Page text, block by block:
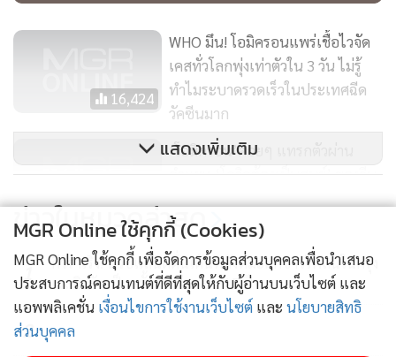
16,424
WHO มึน! โอมิครอนแพร่เชื้อไวจัด
เคสทั่วโลกพุ่งเท่าตัวใน 3 วัน ไม่รู้
ทำไมระบาดรวดเร็วในประเทศฉีด
วัคซีนมาก
2,240
‘โอมิครอน’ค่อยๆ แทรกตัวผ่าน
กำแพง ‘โควิดต้องเป็นศูนย์’ ของจีน
และฮ่องกง
741
ตลาดหุ้นเอเชียปรับลบ นลท. วิตกโค
วิดสายพันธุ์โอไมครอน
แสดงเพิ่มเติม
ข่าวในหมวดล่าสุด
1
กีวีร่าเริง! นิวซีแลนด์ตื่นเต้นหลังหิมะตกขาวโพลนในกรุง
เวลลิงตันเป็นครั้งแรกในรอบ 15 ปี
2
MGR Online ใช้คุกกี้ (Cookies)
MGR Online ใช้คุกกี้ เพื่อจัดการข้อมูลส่วนบุคคลเพื่อนำเสนอ
ประสบการณ์คอนเทนต์ที่ดีที่สุดให้กับผู้อ่านบนเว็บไซต์ และ
แอพพลิเคชั่น เงื่อนไขการใช้งานเว็บไซต์ และ นโยบายสิทธิ
ส่วนบุคคล